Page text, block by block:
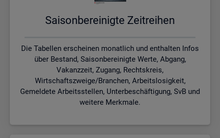
Sai­son­be­rei­nig­te Zeit­rei­hen
Die Tabellen erscheinen monatlich und enthalten Infos
über Bestand, Saisonbereinigte Werte, Abgang,
Vakanzzeit, Zugang, Rechtskreis,
Wirtschaftszweige/Branchen, Arbeitslosigkeit,
Gemeldete Arbeitsstellen, Unterbeschäftigung, SvB und
weitere Merkmale.